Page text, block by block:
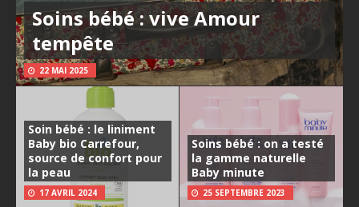
Soins bébé : vive Amour
tempête
22 MAI 2025
Soin bébé : le liniment
Baby bio Carrefour,
source de confort pour
la peau
17 AVRIL 2024
Soins bébé : on a testé
la gamme naturelle
Baby minute
25 SEPTEMBRE 2023